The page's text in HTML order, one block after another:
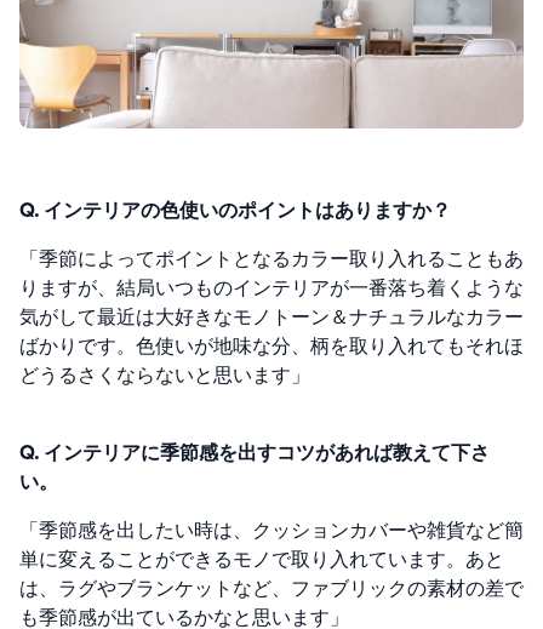
Q. インテリアの色使いのポイントはありますか？
「季節によってポイントとなるカラー取り入れることもあ
りますが、結局いつものインテリアが一番落ち着くような
気がして最近は大好きなモノトーン＆ナチュラルなカラー
ばかりです。 色使いが地味な分、柄を取り入れてもそれほ
どうるさくならないと思います」
Q. インテリアに季節感を出すコツがあれば教えて下さ
い。
「季節感を出したい時は、クッションカバーや雑貨など簡
単に変えることができるモノで取り入れています。 あと
は、ラグやブランケットなど、ファブリックの素材の差で
も季節感が出ているかなと思います」